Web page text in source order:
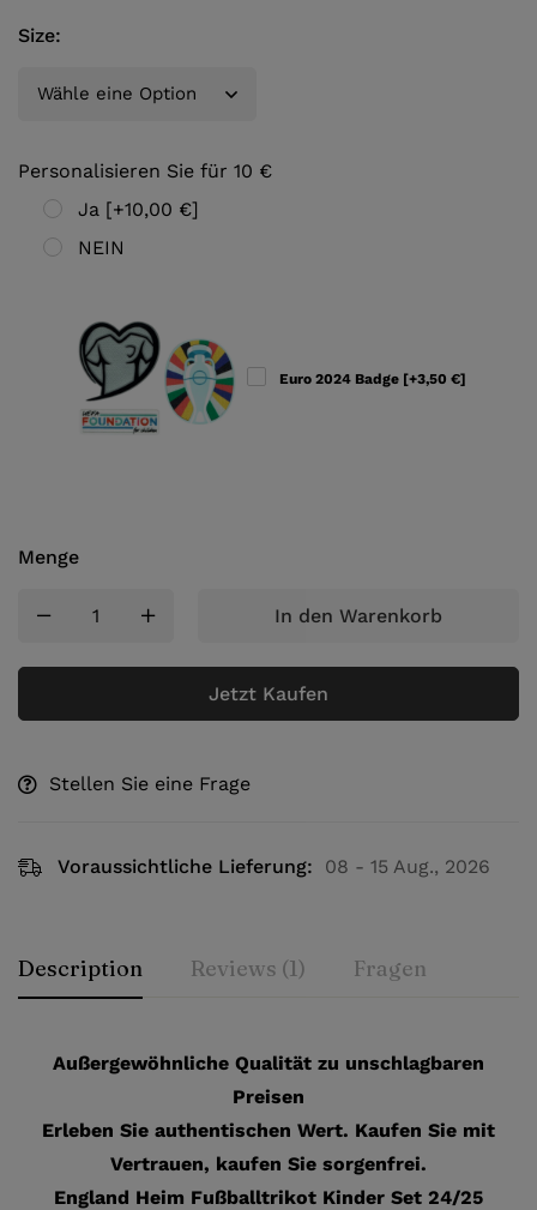
Size:
Personalisieren Sie für 10 €
Ja [+10,00 €]
NEIN
Euro 2024 Badge [+3,50 €]
Menge
In den Warenkorb
Jetzt Kaufen
Stellen Sie eine Frage
Voraussichtliche Lieferung: 08 - 15 Aug., 2026
Description Reviews (1) Fragen
Außergewöhnliche Qualität zu unschlagbaren
Preisen
Erleben Sie authentischen Wert. Kaufen Sie mit
Vertrauen, kaufen Sie sorgenfrei.
England Heim Fußballtrikot Kinder Set 24/25